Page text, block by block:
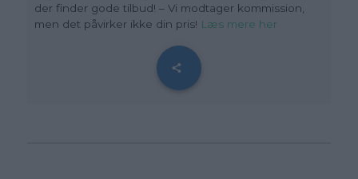
der finder gode tilbud! – Vi modtager kommission,
men det påvirker ikke din pris! Læs mere her